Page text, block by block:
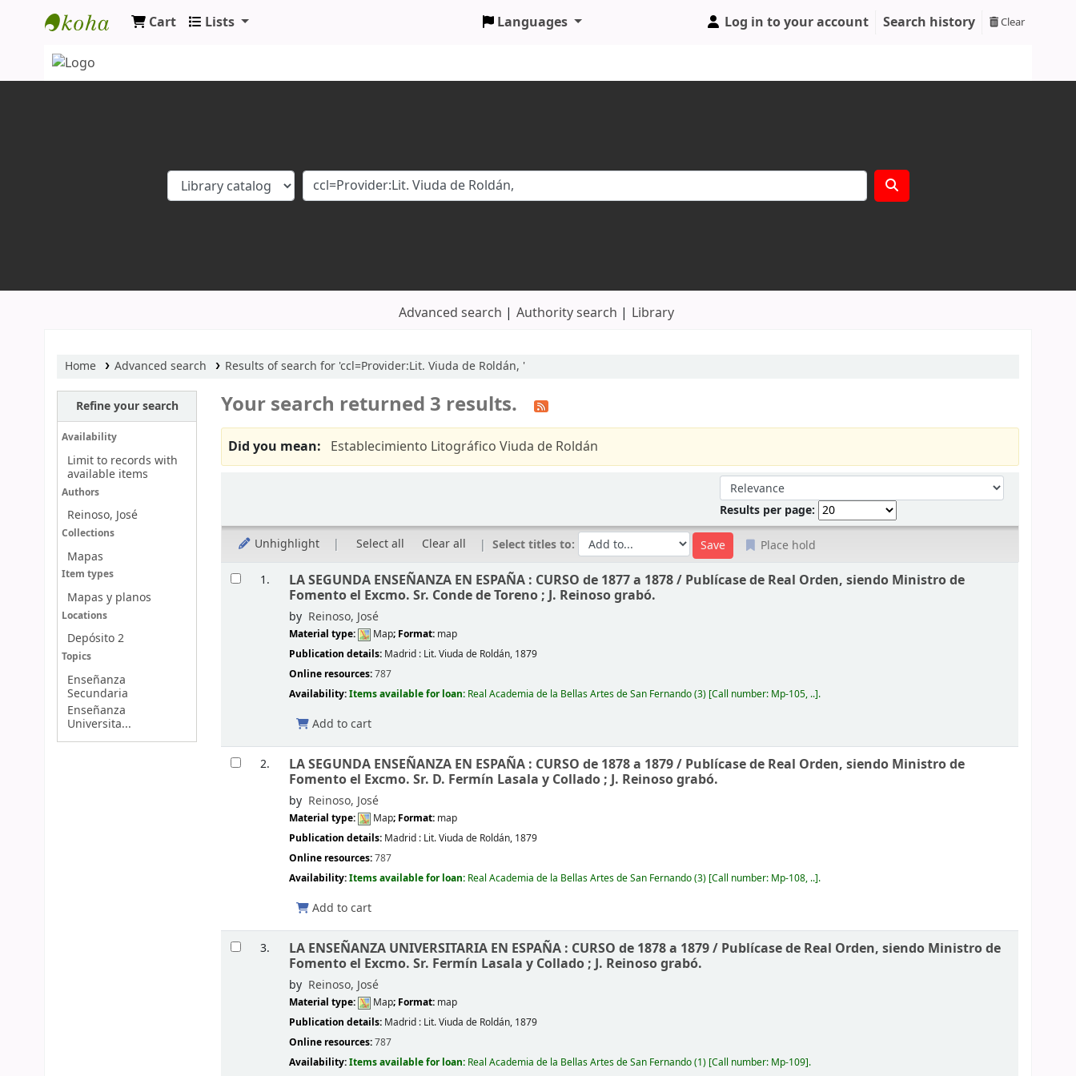
Koha online
Cart Lists Languages Log in to your account Search history Clear
Advanced search Authority search Library
Home Advanced search Results of search for 'ccl=Provider:Lit. Viuda de Roldán, '
Refine your search
Availability
Limit to records with
available items
Authors
Reinoso, José
Collections
Mapas
Item types
Mapas y planos
Locations
Depósito 2
Topics
Enseñanza
Secundaria
Enseñanza
Universita...
Your search returned 3 results.
Did you mean: Establecimiento Litográfico Viuda de Roldán
Sort by:
Results per page:
Unhighlight Select all Clear all Select titles to: Place hold
Results
1. LA SEGUNDA ENSEÑANZA EN ESPAÑA : CURSO de 1877 a 1878 / Publícase de Real Orden, siendo Ministro de
Fomento el Excmo. Sr. Conde de Toreno ; J. Reinoso grabó.
by Reinoso, José
Material type: Map; Format: map
Publication details: Madrid : Lit. Viuda de Roldán, 1879
Online resources:787
Availability:Items available for loan: Real Academia de la Bellas Artes de San Fernando(3) Call number: Mp-105, .. .
Add to cart
2. LA SEGUNDA ENSEÑANZA EN ESPAÑA : CURSO de 1878 a 1879 / Publícase de Real Orden, siendo Ministro de
Fomento el Excmo. Sr. D. Fermín Lasala y Collado ; J. Reinoso grabó.
by Reinoso, José
Material type: Map; Format: map
Publication details: Madrid : Lit. Viuda de Roldán, 1879
Online resources:787
Availability:Items available for loan: Real Academia de la Bellas Artes de San Fernando(3) Call number: Mp-108, .. .
Add to cart
3. LA ENSEÑANZA UNIVERSITARIA EN ESPAÑA : CURSO de 1878 a 1879 / Publícase de Real Orden, siendo Ministro de
Fomento el Excmo. Sr. Fermín Lasala y Collado ; J. Reinoso grabó.
by Reinoso, José
Material type: Map; Format: map
Publication details: Madrid : Lit. Viuda de Roldán, 1879
Online resources:787
Availability:Items available for loan: Real Academia de la Bellas Artes de San Fernando(1) Call number: Mp-109 .